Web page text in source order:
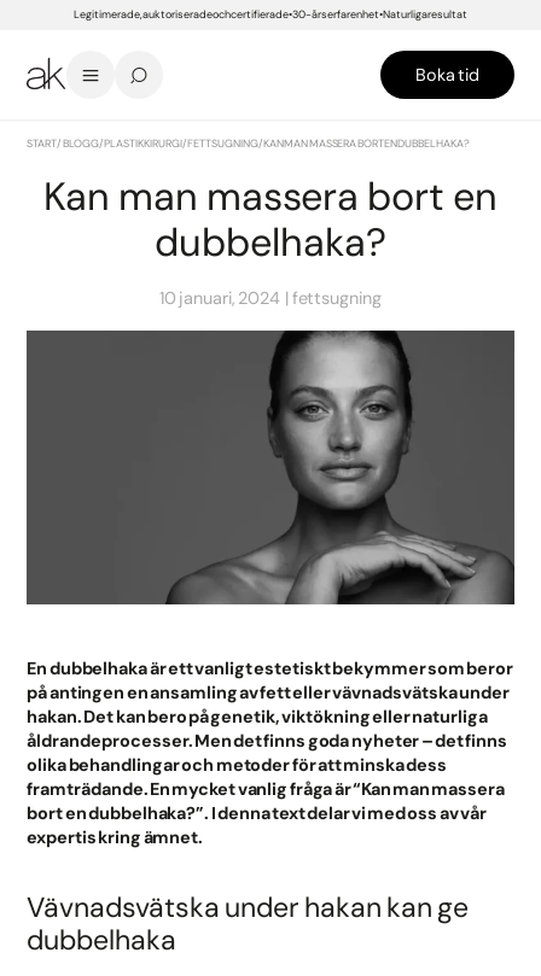
Legitimerade, auktoriserade och certifierade 30-års erfarenhet Naturliga resultat
Boka tid
START/BLOGG/PLASTIKKIRURGI/FETTSUGNING/KAN MAN MASSERA BORT EN DUBBELHAKA?
Kan man massera bort en
dubbelhaka?
10 januari, 2024 fettsugning
En dubbelhaka är ett vanligt estetiskt bekymmer som beror
på antingen en ansamling av fett eller vävnadsvätska under
hakan. Det kan bero på genetik, viktökning eller naturliga
åldrandeprocesser. Men det finns goda nyheter – det finns
olika behandlingar och metoder för att minska dess
framträdande. En mycket vanlig fråga är “Kan man massera
bort en dubbelhaka?”. I denna text delar vi med oss av vår
expertis kring ämnet.
Vävnadsvätska under hakan kan ge
dubbelhaka